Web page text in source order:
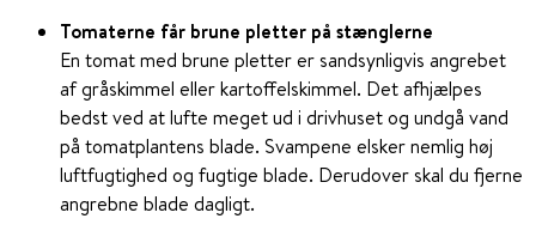
Tomaterne får brune pletter på stænglerne
En tomat med brune pletter er sandsynligvis angrebet
af gråskimmel eller kartoffelskimmel. Det afhjælpes
bedst ved at lufte meget ud i drivhuset og undgå vand
på tomatplantens blade. Svampene elsker nemlig høj
luftfugtighed og fugtige blade. Derudover skal du fjerne
angrebne blade dagligt.